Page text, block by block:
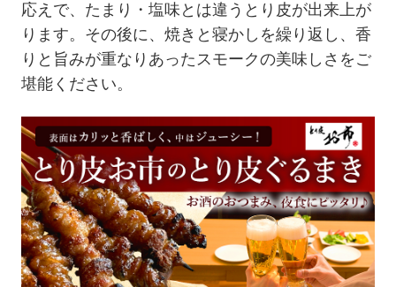
応えで、たまり・塩味とは違うとり皮が出来上が
ります。その後に、焼きと寝かしを繰り返し、香
りと旨みが重なりあったスモークの美味しさをご
堪能ください。